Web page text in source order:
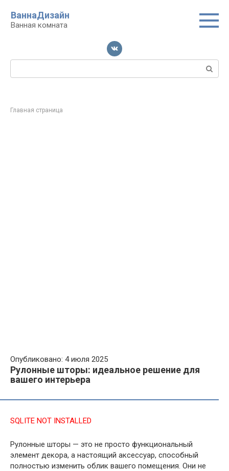
контенту
ВаннаДизайн
Ванная комната
Поиск:
Главная страница
Опубликовано: 4 июля 2025
Рулонные шторы: идеальное решение для
вашего интерьера
SQLITE NOT INSTALLED
Рулонные шторы — это не просто функциональный
элемент декора, а настоящий аксессуар, способный
полностью изменить облик вашего помещения. Они не